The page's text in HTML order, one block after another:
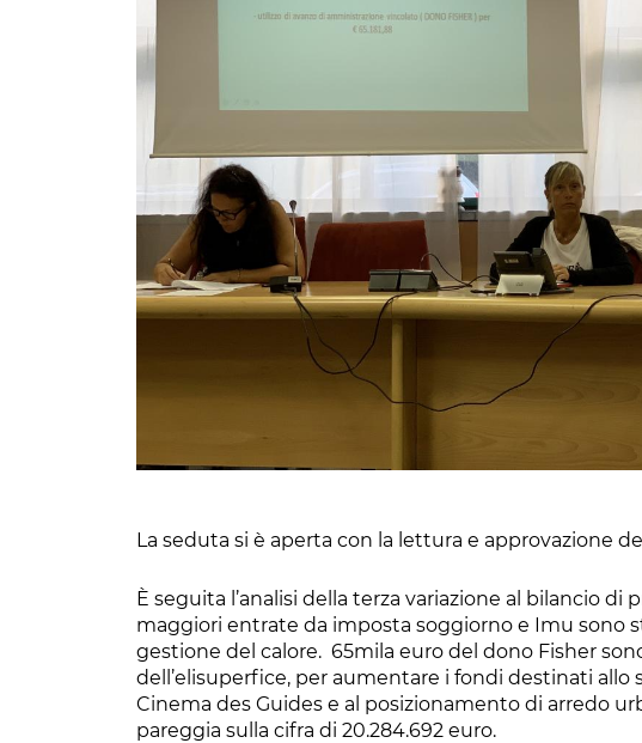
La seduta si è aperta con la lettura e approvazione
È seguita l’analisi della terza variazione al bilancio di
maggiori entrate da imposta soggiorno e Imu sono
gestione del calore. 65mila euro del dono Fisher
dell’elisuperfice, per aumentare i fondi destinati allo
Cinema des Guides e al posizionamento di arredo
pareggia sulla cifra di 20.284.692 euro.